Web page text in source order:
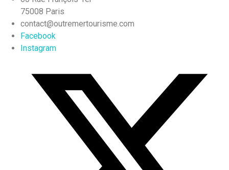
75008 Paris
contact@outremertourisme.com
Facebook
Instagram